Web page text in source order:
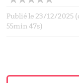
Publié le 23/12/2025
55min 47s)